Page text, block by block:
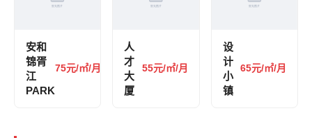
安和
锦胥
江
PARK
75元/㎡/月
人
才
大
厦
55元/㎡/月
设
计
小
镇
65元/㎡/月